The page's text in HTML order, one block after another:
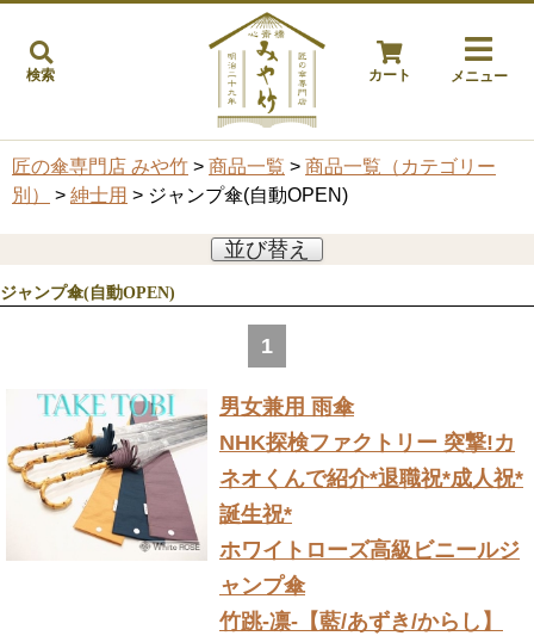
検索 カート メニュー
匠の傘専門店 みや竹 > 商品一覧 > 商品一覧（カテゴリー
別）
> 紳士用 > ジャンプ傘(自動OPEN)
並び替え
ジャンプ傘(自動OPEN)
1
男女兼用 雨傘
NHK探検ファクトリー 突撃!カ
ネオくんで紹介*退職祝*成人祝*
誕生祝*
ホワイトローズ高級ビニールジ
ャンプ傘
竹跳-凛-【藍/あずき/からし】